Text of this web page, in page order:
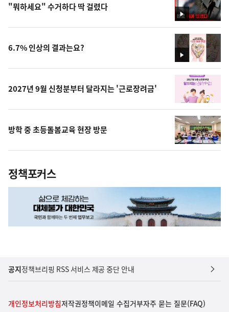
영
상
"뭐하세요" 수거하다 딱 걸렸다
영
상
6.7% 인상의 결과는요?
2027년 9월 신청분부터 달라지는 '근로장려금'
방학 중 초등돌봄교육 현장 방문
정책포커스
공지정책브리핑 RSS 서비스 제공 중단 안내
개인정보처리방침저작권정책이메일 수집거부자주 묻는 질문(FAQ)